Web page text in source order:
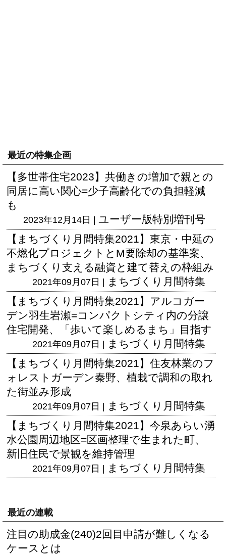
最近の特集企画
【多世帯住宅2023】共働きの増加で親との
同居に高い関心=少子高齢化での負担軽減
も
2023年12月14日 | ユーザー版特別増刊号
【まちづくり月間特集2021】東京・中延の
不燃化プロジェクトとM要除却の基準案、
まちづくり支える融資と建て替えの枠組み
2021年09月07日 | まちづくり月間特集
【まちづくり月間特集2021】アルコガー
デン羽生岩瀬=コンパクトシティ内の分譲
住宅開発、「歩いて楽しめるまち」目指す
2021年09月07日 | まちづくり月間特集
【まちづくり月間特集2021】住友林業のフ
ォレストガーデン秦野、植栽で調和の取れ
た街並み形成
2021年09月07日 | まちづくり月間特集
【まちづくり月間特集2021】今泉あらい湧
水公園周辺地区=区画整理で生まれた町、
新旧住民で景観を維持管理
2021年09月07日 | まちづくり月間特集
最近の連載
注目の助成金(240)2回目申請が難しくなる
ケースとは